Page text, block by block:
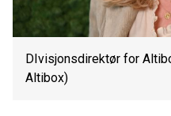
DIvisjonsdirektør for
Altibox)